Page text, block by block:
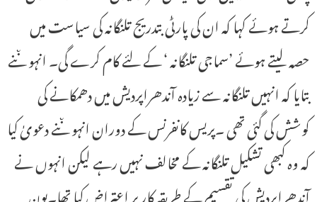
کرتے ہوئے کہا کہ ان کی پارٹی بتدریج تلنگانہ کی سیاست میں
حصہ لیتے ہوئے ’سماجی تلنگانہ ‘ کے لئے کام کرے گی۔ انہو ںنے
بتایا کہ انہیں تلنگانہ سے زیادہ آندھراپردیش میں دھمکانے کی
کوشش کی گئی تھی ۔پریس کانفرنس کے دوران انہو ںنے دعویٰ کیا
کہ وہ کبھی تشکیل تلنگانہ کے مخالف نہیں رہے لیکن انہوں نے
آندھراپردیش کی تقسیم کے طریقہ کار پر اعتراض کیا تھا۔پون